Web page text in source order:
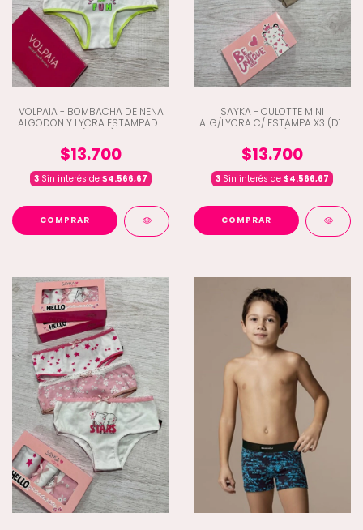
VOLPAIA - BOMBACHA DE NENA
ALGODON Y LYCRA ESTAMPADA
$13.700
3 Sin interés de $4.566,67
COMPRAR
SAYKA - CULOTTE MINI
ALG/LYCRA C/ ESTAMPA X3 (D1-
$13.700
3 Sin interés de $4.566,67
COMPRAR